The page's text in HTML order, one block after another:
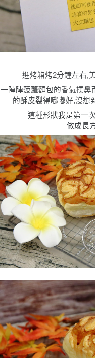
進烤箱烤2分鐘左右,
一陣陣菠蘿麵包的香氣撲鼻
的酥皮裂得嘟嘟好,沒想
這種形狀我是第一
做成長